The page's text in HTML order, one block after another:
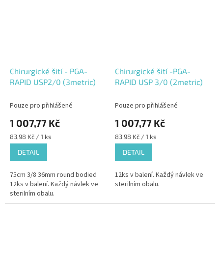
Chirurgické šití - PGA-
RAPID USP2/0 (3metric)
Pouze pro přihlášené
1 007,77 Kč
Měrná
cena:
83,98 Kč / 1 ks
DETAIL
75cm 3/8 36mm round bodied
12ks v balení. Každý návlek ve
sterilním obalu.
Chirurgické šití -PGA-
RAPID USP 3/0 (2metric)
Pouze pro přihlášené
1 007,77 Kč
Měrná
cena:
83,98 Kč / 1 ks
DETAIL
12ks v balení. Každý návlek ve
sterilním obalu.